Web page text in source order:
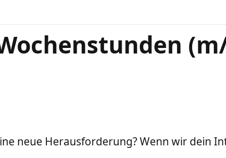
neue Herausforderung? Wenn wir dein